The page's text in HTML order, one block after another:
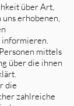
über Art,
erhobenen,
informieren.
mittels
über die ihnen
die
zahlreiche